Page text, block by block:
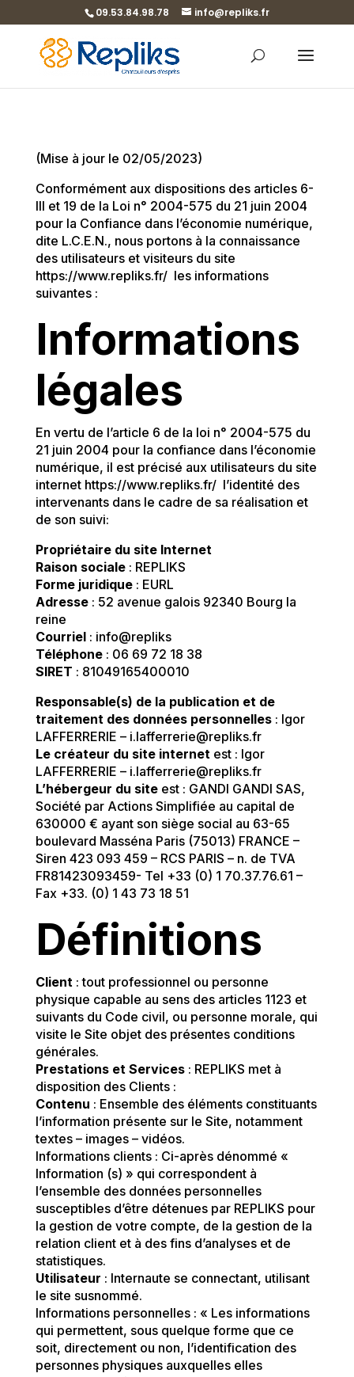
09.53.84.98.78 info@repliks.fr
(Mise à jour le 02/05/2023)
Conformément aux dispositions des articles 6-
III et 19 de la Loi n° 2004-575 du 21 juin 2004
pour la Confiance dans l’économie numérique,
dite L.C.E.N., nous portons à la connaissance
des utilisateurs et visiteurs du site
https://www.repliks.fr/ les informations
suivantes :
Informations
légales
En vertu de l’article 6 de la loi n° 2004-575 du
21 juin 2004 pour la confiance dans l’économie
numérique, il est précisé aux utilisateurs du site
internet https://www.repliks.fr/ l’identité des
intervenants dans le cadre de sa réalisation et
de son suivi:
Propriétaire du site Internet
Raison sociale: REPLIKS
Forme juridique: EURL
Adresse: 52 avenue galois 92340 Bourg la
reine
Courriel: info@repliks
Téléphone: 06 69 72 18 38
SIRET : 81049165400010
Responsable(s) de la publication et de
traitement des données personnelles: Igor
LAFFERRERIE – i.lafferrerie@repliks.fr
Le créateur du site internetest : Igor
LAFFERRERIE – i.lafferrerie@repliks.fr
L’hébergeur du siteest : GANDI GANDI SAS,
Société par Actions Simplifiée au capital de
630000 € ayant son siège social au 63-65
boulevard Masséna Paris (75013) FRANCE –
Siren 423 093 459 – RCS PARIS – n. de TVA
FR81423093459- Tel +33 (0) 1 70.37.76.61 –
Fax +33. (0) 1 43 73 18 51
Définitions
Client: tout professionnel ou personne
physique capable au sens des articles 1123 et
suivants du Code civil, ou personne morale, qui
visite le Site objet des présentes conditions
générales.
Prestations et Services: REPLIKS met à
disposition des Clients :
Contenu : Ensemble des éléments constituants
l’information présente sur le Site, notamment
textes – images – vidéos.
Informations clients : Ci-après dénommé «
Information (s) » qui correspondent à
l’ensemble des données personnelles
susceptibles d’être détenues par REPLIKS pour
la gestion de votre compte, de la gestion de la
relation client et à des fins d’analyses et de
statistiques.
Utilisateur : Internaute se connectant, utilisant
le site susnommé.
Informations personnelles : « Les informations
qui permettent, sous quelque forme que ce
soit, directement ou non, l’identification des
personnes physiques auxquelles elles